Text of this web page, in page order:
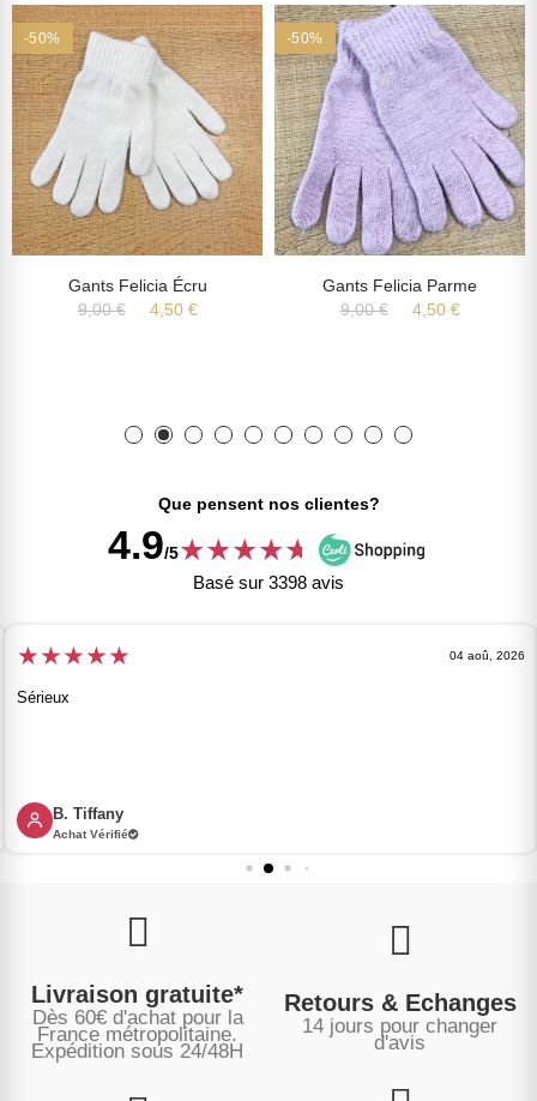
-50%
Gants Felicia Écru
9,00 €
4,50 €
-50%
Gants Felicia Parme
9,00 €
4,50 €
Que pensent nos clientes?
4.9/5★★★★★
★
Basé sur 3398 avis
★★★★★ 04 aoû, 2026
Sérieux
B. Tiffany
Achat Vérifié
Livraison gratuite*
Dès 60€ d'achat pour la
France métropolitaine.
Expédition sous 24/48H
Retours & Echanges
14 jours pour changer
d'avis